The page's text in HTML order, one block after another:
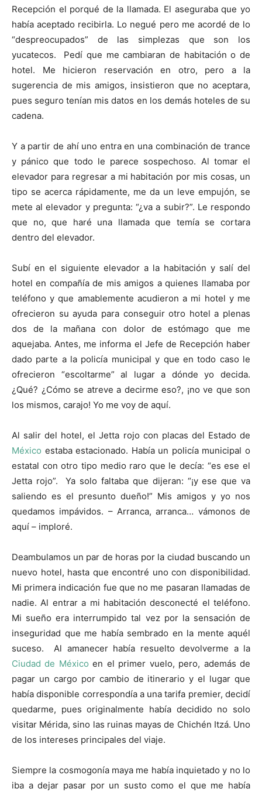
Recepción el porqué de la llamada. El aseguraba que yo
había aceptado recibirla. Lo negué pero me acordé de lo
“despreocupados” de las simplezas que son los
yucatecos. Pedí que me cambiaran de habitación o de
hotel. Me hicieron reservación en otro, pero a la
sugerencia de mis amigos, insistieron que no aceptara,
pues seguro tenían mis datos en los demás hoteles de su
cadena.
Y a partir de ahí uno entra en una combinación de trance
y pánico que todo le parece sospechoso. Al tomar el
elevador para regresar a mi habitación por mis cosas, un
tipo se acerca rápidamente, me da un leve empujón, se
mete al elevador y pregunta: “¿va a subir?”. Le respondo
que no, que haré una llamada que temía se cortara
dentro del elevador.
Subí en el siguiente elevador a la habitación y salí del
hotel en compañía de mis amigos a quienes llamaba por
teléfono y que amablemente acudieron a mi hotel y me
ofrecieron su ayuda para conseguir otro hotel a plenas
dos de la mañana con dolor de estómago que me
aquejaba. Antes, me informa el Jefe de Recepción haber
dado parte a la policía municipal y que en todo caso le
ofrecieron “escoltarme” al lugar a dónde yo decida.
¿Qué? ¿Cómo se atreve a decirme eso?, ¡no ve que son
los mismos, carajo! Yo me voy de aquí.
Al salir del hotel, el Jetta rojo con placas del Estado de
México estaba estacionado. Había un policía municipal o
estatal con otro tipo medio raro que le decía: “es ese el
Jetta rojo”. Ya solo faltaba que dijeran: “¡y ese que va
saliendo es el presunto dueño!” Mis amigos y yo nos
quedamos impávidos. – Arranca, arranca… vámonos de
aquí – imploré.
Deambulamos un par de horas por la ciudad buscando un
nuevo hotel, hasta que encontré uno con disponibilidad.
Mi primera indicación fue que no me pasaran llamadas de
nadie. Al entrar a mi habitación desconecté el teléfono.
Mi sueño era interrumpido tal vez por la sensación de
inseguridad que me había sembrado en la mente aquél
suceso. Al amanecer había resuelto devolverme a la
Ciudad de Méxicoen el primer vuelo, pero, además de
pagar un cargo por cambio de itinerario y el lugar que
había disponible correspondía a una tarifa premier, decidí
quedarme, pues originalmente había decidido no solo
visitar Mérida, sino las ruinas mayas de Chichén Itzá. Uno
de los intereses principales del viaje.
Siempre la cosmogonía maya me había inquietado y no lo
iba a dejar pasar por un susto como el que me había